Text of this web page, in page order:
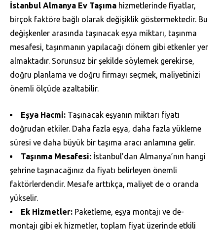
İstanbul Almanya Ev Taşıma hizmetlerinde fiyatlar,
birçok faktöre bağlı olarak değişiklik göstermektedir. Bu
değişkenler arasında taşınacak eşya miktarı, taşınma
mesafesi, taşınmanın yapılacağı dönem gibi etkenler yer
almaktadır. Sorunsuz bir şekilde söylemek gerekirse,
doğru planlama ve doğru firmayı seçmek, maliyetinizi
önemli ölçüde azaltabilir.
Eşya Hacmi: Taşınacak eşyanın miktarı fiyatı
doğrudan etkiler. Daha fazla eşya, daha fazla yükleme
süresi ve daha büyük bir taşıma aracı anlamına gelir.
Taşınma Mesafesi: İstanbul’dan Almanya’nın hangi
şehrine taşınacağınız da fiyatı belirleyen önemli
faktörlerdendir. Mesafe arttıkça, maliyet de o oranda
yükselir.
Ek Hizmetler: Paketleme, eşya montajı ve de-
montajı gibi ek hizmetler, toplam fiyat üzerinde etkili